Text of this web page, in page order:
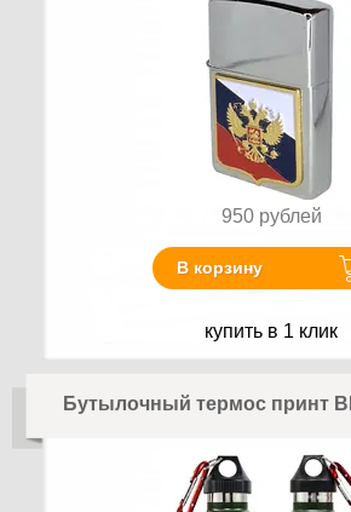
950 рублей
В корзину
купить в 1 клик
Бутылочный термос принт